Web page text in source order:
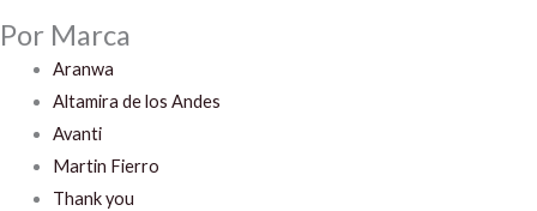
Por Marca
Aranwa
Altamira de los Andes
Avanti
Martin Fierro
Thank you